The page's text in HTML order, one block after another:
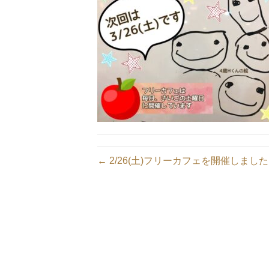
← 2/26(土)フリーカフェを開催しまし